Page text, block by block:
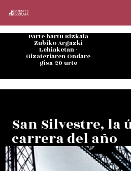
Parte hartu Bizkaia
Zubiko Argazki
Lehiaketan -
Gizateriaren Ondare
gisa 20 urte
San Silvestre, la
carrera del año